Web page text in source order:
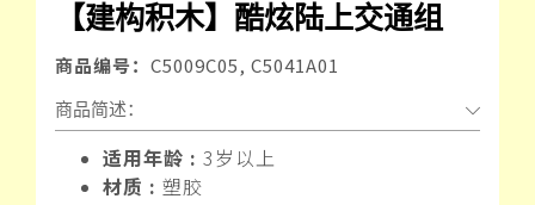
【建构积木】酷炫陆上交通组
商品编号： C5009C05, C5041A01
商品简述：
适用年龄 : 3岁以上
材质 : 塑胶